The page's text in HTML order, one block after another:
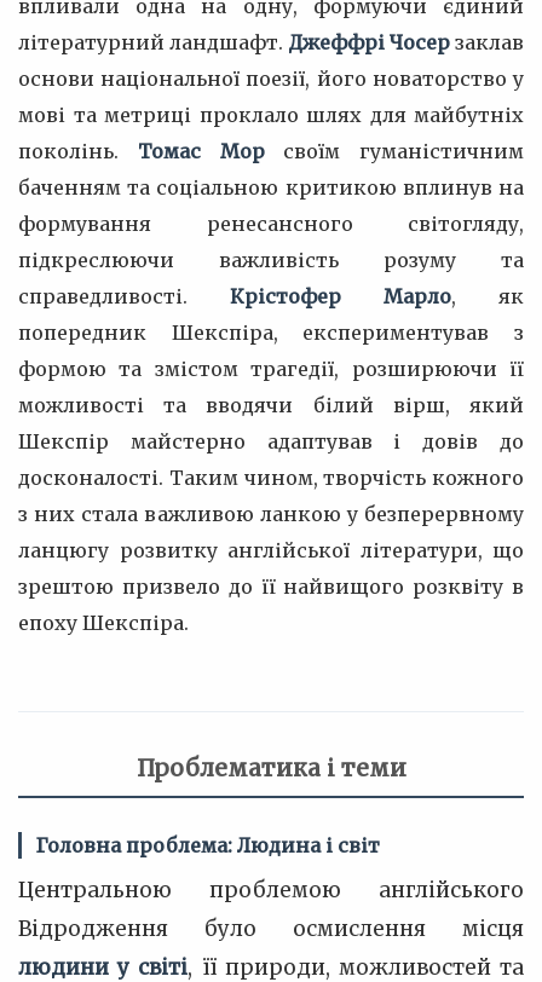
впливали одна на одну, формуючи єдиний
літературний ландшафт. Джеффрі Чосер заклав
основи національної поезії, його новаторство у
мові та метриці проклало шлях для майбутніх
поколінь. Томас Морсвоїм гуманістичним
баченням та соціальною критикою вплинув на
формування ренесансного світогляду,
підкреслюючи важливість розуму та
справедливості. Крістофер Марло, як
попередник Шекспіра, експериментував з
формою та змістом трагедії, розширюючи її
можливості та вводячи білий вірш, який
Шекспір майстерно адаптував і довів до
досконалості. Таким чином, творчість кожного
з них стала важливою ланкою у безперервному
ланцюгу розвитку англійської літератури, що
зрештою призвело до її найвищого розквіту в
епоху Шекспіра.
Проблематика і теми
Головна проблема: Людина і світ
Центральною проблемою англійського
Відродження було осмислення місця
людини у світі, її природи, можливостей та